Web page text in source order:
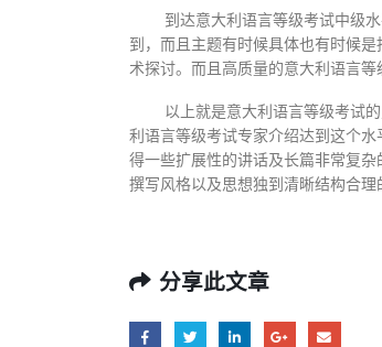
到达意大利语言等级考试中级
到，而且主题有时候具体也有时候
术探讨。而且高质量的意大利语言
以上就是意大利语言等级考试
利语言等级考试专家介绍达到这个
得一些扩展性的讲话及长篇非常复
撰写风格以及思想独到清晰结构合理
分享此文章